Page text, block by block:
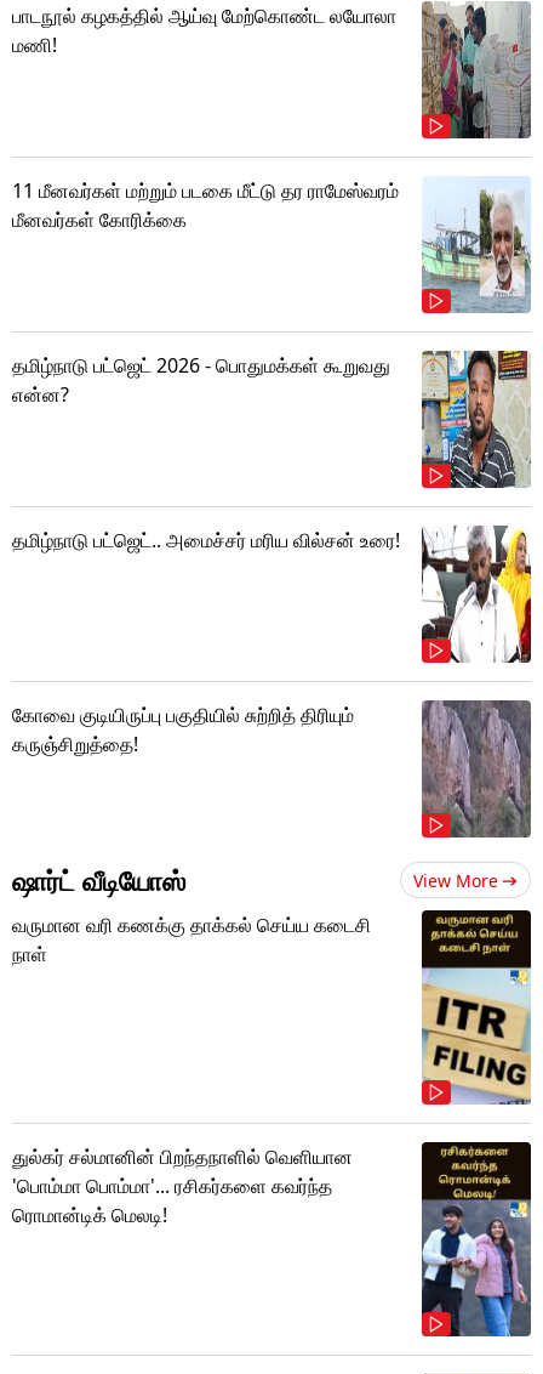
பாடநூல் கழகத்தில் ஆய்வு மேற்கொண்ட லயோலா
மணி!
11 மீனவர்கள் மற்றும் படகை மீட்டு தர ராமேஸ்வரம்
மீனவர்கள் கோரிக்கை
தமிழ்நாடு பட்ஜெட் 2026 - பொதுமக்கள் கூறுவது
என்ன?
தமிழ்நாடு பட்ஜெட்.. அமைச்சர் மரிய வில்சன் உரை!
கோவை குடியிருப்பு பகுதியில் சுற்றித் திரியும்
கருஞ்சிறுத்தை!
ஷார்ட் வீடியோஸ் View More
வருமான வரி கணக்கு தாக்கல் செய்ய கடைசி
நாள்
துல்கர் சல்மானின் பிறந்தநாளில் வெளியான
'பொம்மா பொம்மா'... ரசிகர்களை கவர்ந்த
ரொமான்டிக் மெலடி!